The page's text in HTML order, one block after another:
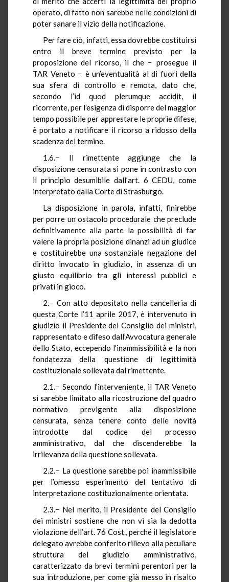
operato, di fatto non sarebbe nelle condizioni di
poter sanare il vizio della notificazione.
Per fare ciò, infatti, essa dovrebbe costituirsi
entro il breve termine previsto per la
proposizione del ricorso, il che − prosegue il
TAR Veneto − è un’eventualità al di fuori della
sua sfera di controllo e remota, dato che,
secondo l’id quod plerumque accidit, il
ricorrente, per l’esigenza di disporre del maggior
tempo possibile per apprestare le proprie difese,
è portato a notificare il ricorso a ridosso della
scadenza del termine.
1.6.− Il rimettente aggiunge che la
disposizione censurata si pone in contrasto con
il principio desumibile dall’art. 6 CEDU, come
interpretato dalla Corte di Strasburgo.
La disposizione in parola, infatti, finirebbe
per porre un ostacolo procedurale che preclude
definitivamente alla parte la possibilità di far
valere la propria posizione dinanzi ad un giudice
e costituirebbe una sostanziale negazione del
diritto invocato in giudizio, in assenza di un
giusto equilibrio tra gli interessi pubblici e
privati in gioco.
2.− Con atto depositato nella cancelleria di
questa Corte l’11 aprile 2017, è intervenuto in
giudizio il Presidente del Consiglio dei ministri,
rappresentato e difeso dall’Avvocatura generale
dello Stato, eccependo l’inammissibilità e la non
fondatezza della questione di legittimità
costituzionale sollevata dal rimettente.
2.1.− Secondo l’interveniente, il TAR Veneto
si sarebbe limitato alla ricostruzione del quadro
normativo previgente alla disposizione
censurata, senza tenere conto delle novità
introdotte dal codice del processo
amministrativo, dal che discenderebbe la
irrilevanza della questione sollevata.
2.2.− La questione sarebbe poi inammissibile
per l’omesso esperimento del tentativo di
interpretazione costituzionalmente orientata.
2.3.− Nel merito, il Presidente del Consiglio
dei ministri sostiene che non vi sia la dedotta
violazione dell’art. 76 Cost., perché il legislatore
delegato avrebbe conferito rilievo alla peculiare
struttura del giudizio amministrativo,
caratterizzato da brevi termini perentori per la
sua introduzione, per come già messo in risalto